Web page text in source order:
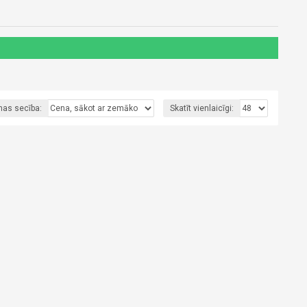
secība: Skatīt vienlaicīgi: